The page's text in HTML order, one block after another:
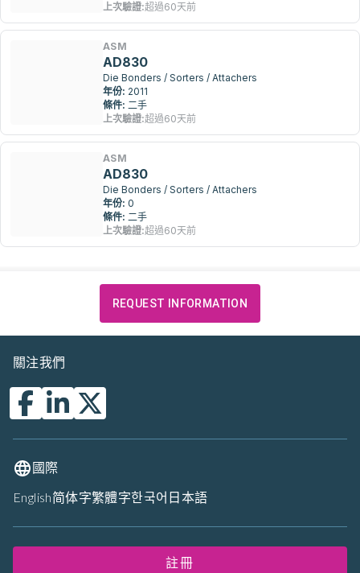
上次驗證:超過60天前
ASM
AD830
Die Bonders / Sorters / Attachers
年份: 2011
條件: 二手
上次驗證:超過60天前
ASM
AD830
Die Bonders / Sorters / Attachers
年份: 0
條件: 二手
上次驗證:超過60天前
REQUEST INFORMATION
關注我們
國際
English简体字繁體字한국어 日本語
註冊